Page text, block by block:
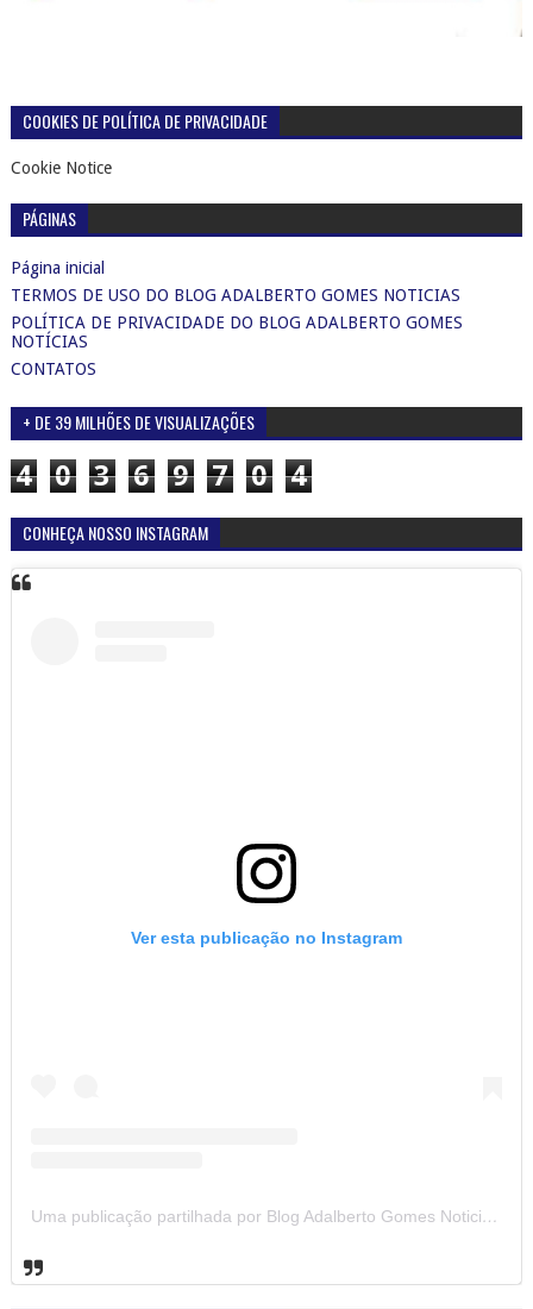
COOKIES DE POLÍTICA DE PRIVACIDADE
Cookie Notice
PÁGINAS
Página inicial
TERMOS DE USO DO BLOG ADALBERTO GOMES NOTICIAS
POLÍTICA DE PRIVACIDADE DO BLOG ADALBERTO GOMES
NOTÍCIAS
CONTATOS
+ DE 39 MILHÕES DE VISUALIZAÇÕES
4 0 3 6 9 7 0 4
CONHEÇA NOSSO INSTAGRAM
Ver esta publicação no Instagram
Uma publicação partilhada por Blog Adalberto Gomes Noticias (@blogadalbertogomesnoticiass)